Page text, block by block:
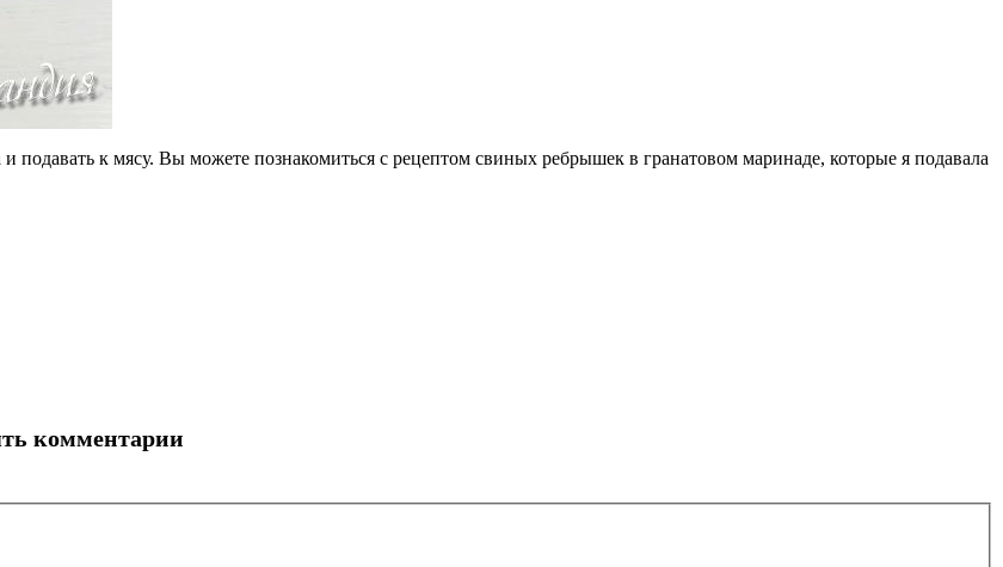
подавать к мясу. Вы можете познакомиться с рецептом свиных ребрышек в гранатовом маринаде, которые я подавала
комментарии